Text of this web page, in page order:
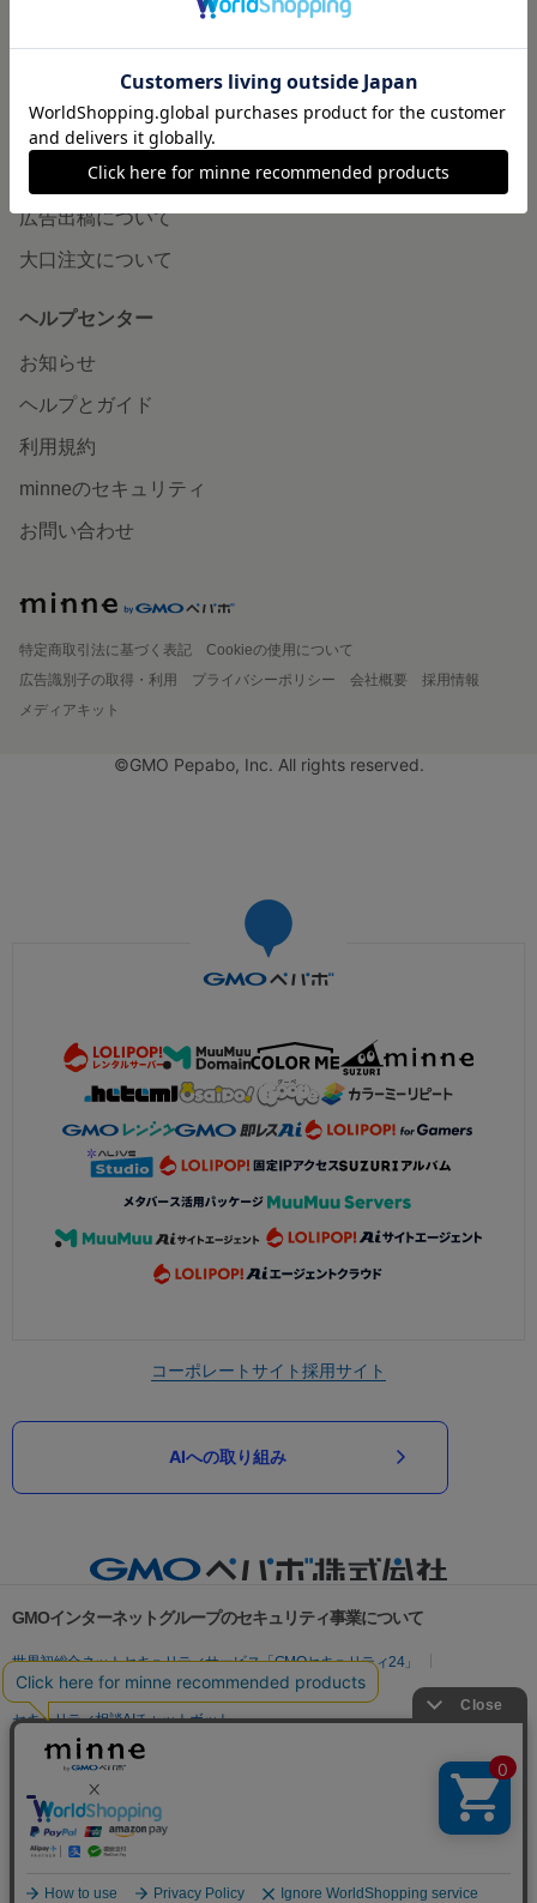
minneの本
企業の方へ
広告出稿について
大口注文について
ヘルプセンター
お知らせ
ヘルプとガイド
利用規約
minneのセキュリティ
お問い合わせ
特定商取引法に基づく表記
Cookieの使用について
広告識別子の取得・利用
プライバシーポリシー 会社概要
採用情報
メディアキット
©GMO Pepabo, Inc. All rights reserved.
コーポレートサイト採用サイト
AIへの取り組み
GMOインターネットグループのセキュリティ事業について
世界初総合ネットセキュリティサービス「GMOセキュリティ24」
パスワード漏洩診断
Webサイトリスク診断
セキュリティ相談AIチャットボット
実在証明・盗聴対策
サイバー攻撃対策（GMO Flatt Security）
セキュリティ事業の軌跡